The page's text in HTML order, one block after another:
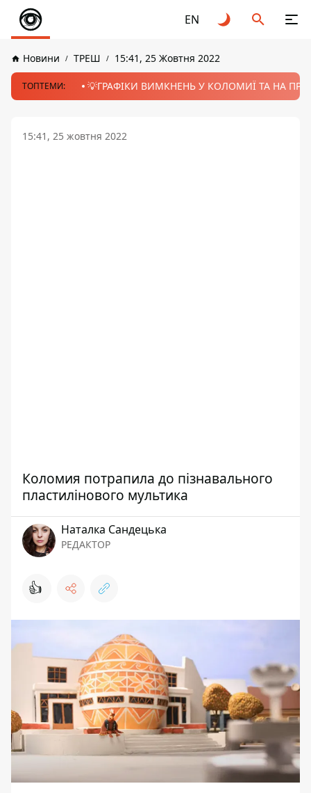
EN
Новини ТРЕШ 15:41, 25 Жовтня 2022
ТОПТЕМИ: 💡ГРАФІКИ ВИМКНЕНЬ У КОЛОМИЇ ТА НА
15:41, 25 жовтня 2022
Коломия потрапила до пізнавального
пластилінового мультика
Наталка Сандецька
РЕДАКТОР
👍